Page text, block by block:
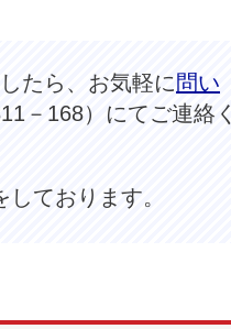
たら、お気軽に問い
－168）にてご連絡く
ております。